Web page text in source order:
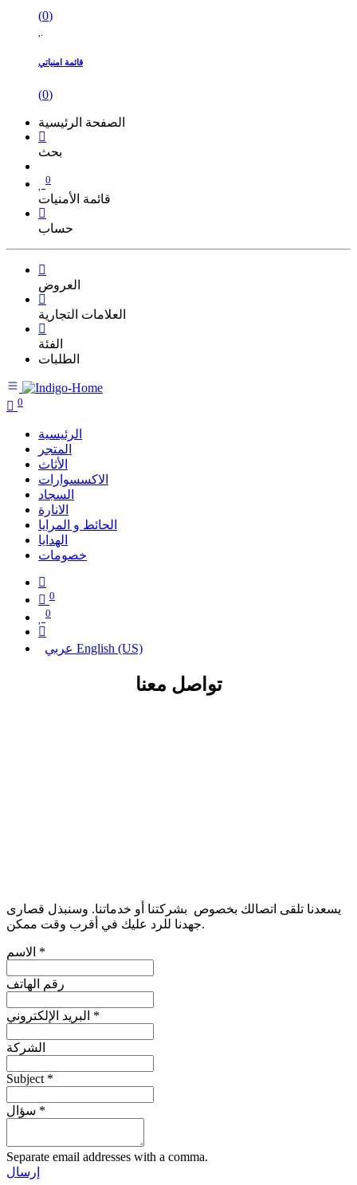
(0)
قائمة امنياتي
(0)
الصفحة الرئيسية
بحث
0
قائمة الأمنيات
حساب
العروض
العلامات التجارية
الفئة
الطلبات
0
الرئيسية
المتجر
الأثاث
الاكسسوارات
السجاد
الانارة
الحائط و المرايا
الهدايا
خصومات
0
0
عربي English (US)
تواصل معنا
يسعدنا تلقى اتصالك بخصوص بشركتنا أو خدماتنا. وسنبذل قصارى
جهدنا للرد عليك في أقرب وقت ممكن.
الاسم *
رقم الهاتف
البريد الإلكتروني *
الشركة
Subject *
سؤال *
Separate email addresses with a comma.
إرسال